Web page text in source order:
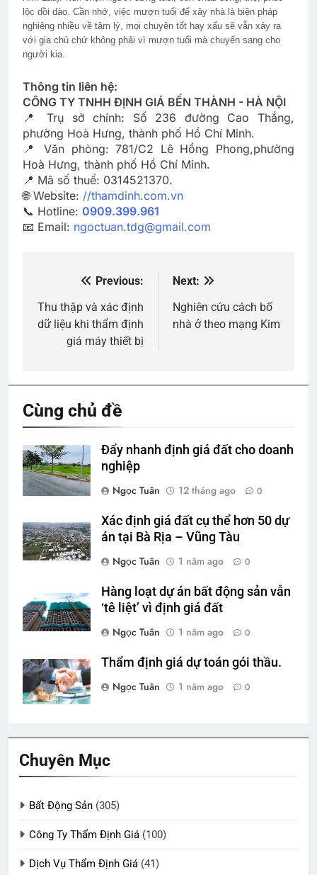
lộc dồi dào. Cần nhớ, việc mượn tuổi để xây nhà là biện pháp
nghiêng nhiều về tâm lý, mọi chuyện tốt hay xấu sẽ vẫn xảy ra
với gia chủ chứ không phải vì mượn tuổi mà chuyển sang cho
người kia.
Thông tin liên hệ:
CÔNG TY TNHH ĐỊNH GIÁ BẾN THÀNH - HÀ NỘI
📍 Trụ sở chính: Số 236 đường Cao Thắng,
phường Hoà Hưng, thành phố Hồ Chí Minh.
📍 Văn phòng: 781/C2 Lê Hồng Phong,phường
Hoà Hưng, thành phố Hồ Chí Minh.
📍 Mã số thuế: 0314521370.
🌐 Website: //thamdinh.com.vn
📞 Hotline: 0909.399.961
📧 Email: ngoctuan.tdg@gmail.com
hướng
Previous:
Thu thập và xác định
dữ liệu khi thẩm định
giá máy thiết bị
Next:
Nghiên cứu cách bố
nhà ở theo mạng Kim
Cùng chủ đề
Đẩy nhanh định giá đất cho doanh
nghiệp
Ngọc Tuân
12 tháng ago 0
Xác định giá đất cụ thể hơn 50 dự
án tại Bà Rịa – Vũng Tàu
Ngọc Tuân
1 năm ago 0
Hàng loạt dự án bất động sản vẫn
‘tê liệt’ vì định giá đất
Ngọc Tuân
1 năm ago 0
Thẩm định giá dự toán gói thầu.
Ngọc Tuân
1 năm ago 0
Chuyên Mục
Bất Động Sản (305)
Công Ty Thẩm Định Giá (100)
Dịch Vụ Thẩm Định Giá (41)